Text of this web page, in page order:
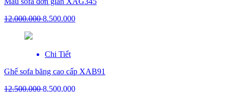
12.000.0008.500.000
Chi Tiết
Ghế sofa băng cao cấp XAB91
12.500.0008.500.000